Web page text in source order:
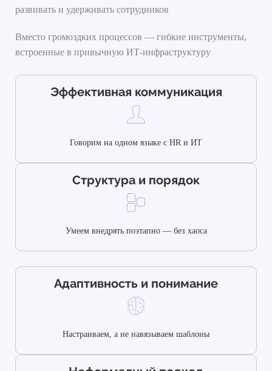
развивать и удерживать сотрудников
Вместо громоздких процессов — гибкие инструменты,
встроенные в привычную ИТ-инфраструктуру
Эффективная коммуникация
Говорим на одном языке с HR и ИТ
Структура и порядок
Умеем внедрять поэтапно — без хаоса
Адаптивность и понимание
Настраиваем, а не навязываем шаблоны